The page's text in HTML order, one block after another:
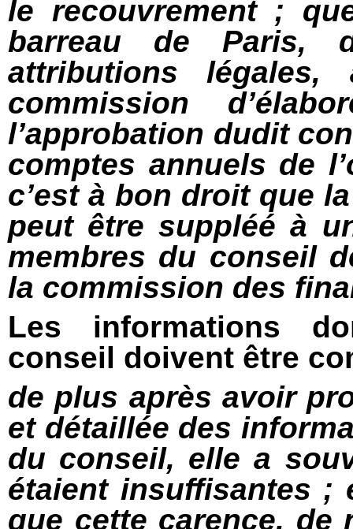
le recouvrement ;
barreau de Paris,
attributions
commission
l’approbation dudit
comptes annuels de
c’est à bon droit que
peut être suppléé à
membres du conseil
la commission des
Les informations
conseil doivent être
de plus après avoir
et détaillée des
du conseil, elle a
étaient insuffisantes ;
que cette carence, de